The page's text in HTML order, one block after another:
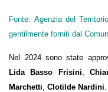
Fonte: Agenzia del
gentilmente forniti dal
Nel 2024 sono state
Lida Basso Frisini
Marchetti ,Clotilde Nardini